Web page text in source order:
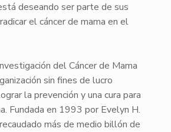
deseando ser parte de sus
el cáncer de mama en el
del Cáncer de Mama
sin fines de lucro
la prevención y una cura para
Fundada en 1993 por Evelyn H.
más de medio billón de